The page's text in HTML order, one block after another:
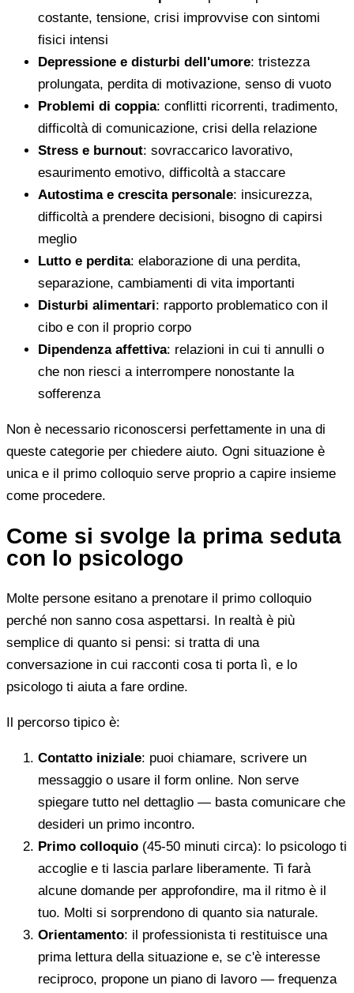
costante, tensione, crisi improvvise con sintomi
fisici intensi
Depressione e disturbi dell'umore: tristezza
prolungata, perdita di motivazione, senso di vuoto
Problemi di coppia: conflitti ricorrenti, tradimento,
difficoltà di comunicazione, crisi della relazione
Stress e burnout: sovraccarico lavorativo,
esaurimento emotivo, difficoltà a staccare
Autostima e crescita personale: insicurezza,
difficoltà a prendere decisioni, bisogno di capirsi
meglio
Lutto e perdita: elaborazione di una perdita,
separazione, cambiamenti di vita importanti
Disturbi alimentari: rapporto problematico con il
cibo e con il proprio corpo
Dipendenza affettiva: relazioni in cui ti annulli o
che non riesci a interrompere nonostante la
sofferenza
Non è necessario riconoscersi perfettamente in una di
queste categorie per chiedere aiuto. Ogni situazione è
unica e il primo colloquio serve proprio a capire insieme
come procedere.
Come si svolge la prima seduta
con lo psicologo
Molte persone esitano a prenotare il primo colloquio
perché non sanno cosa aspettarsi. In realtà è più
semplice di quanto si pensi: si tratta di una
conversazione in cui racconti cosa ti porta lì, e lo
psicologo ti aiuta a fare ordine.
Il percorso tipico è:
Contatto iniziale: puoi chiamare, scrivere un
messaggio o usare il form online. Non serve
spiegare tutto nel dettaglio — basta comunicare che
desideri un primo incontro.
Primo colloquio (45-50 minuti circa): lo psicologo ti
accoglie e ti lascia parlare liberamente. Ti farà
alcune domande per approfondire, ma il ritmo è il
tuo. Molti si sorprendono di quanto sia naturale.
Orientamento: il professionista ti restituisce una
prima lettura della situazione e, se c'è interesse
reciproco, propone un piano di lavoro — frequenza